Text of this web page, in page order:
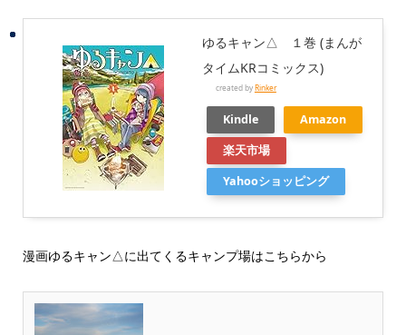
ゆるキャン△ １巻 (まんが
タイムKRコミックス)
created by Rinker
Kindle
Amazon
楽天市場
Yahooショッピング
漫画ゆるキャン△に出てくるキャンプ場はこちらから